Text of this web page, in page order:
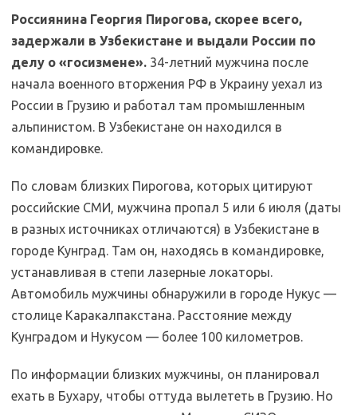
Россиянина Георгия Пирогова, скорее всего,
задержали в Узбекистане и выдали России по
делу о «госизмене». 34-летний мужчина после
начала военного вторжения РФ в Украину уехал из
России в Грузию и работал там промышленным
альпинистом. В Узбекистане он находился в
командировке.
По словам близких Пирогова, которых цитируют
российские СМИ, мужчина пропал 5 или 6 июля (даты
в разных источниках отличаются) в Узбекистане в
городе Кунград. Там он, находясь в командировке,
устанавливая в степи лазерные локаторы.
Автомобиль мужчины обнаружили в городе Нукус —
столице Каракалпакстана. Расстояние между
Кунградом и Нукусом — более 100 километров.
По информации близких мужчины, он планировал
ехать в Бухару, чтобы оттуда вылететь в Грузию. Но